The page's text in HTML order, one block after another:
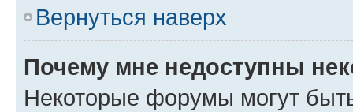
Вернуться наверх
Почему мне недоступны
Некоторые форумы могут